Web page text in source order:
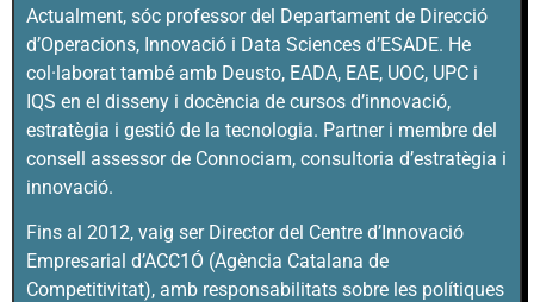
Actualment, sóc professor del Departament de Direcció
d’Operacions, Innovació i Data Sciences d’ESADE. He
col·laborat també amb Deusto, EADA, EAE, UOC, UPC i
IQS en el disseny i docència de cursos d’innovació,
estratègia i gestió de la tecnologia. Partner i membre del
consell assessor de Connociam, consultoria d’estratègia i
innovació.
Fins al 2012, vaig ser Director del Centre d’Innovació
Empresarial d’ACC1Ó (Agència Catalana de
Competitivitat), amb responsabilitats sobre les polítiques